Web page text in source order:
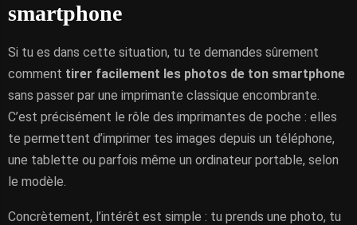
smartphone
Si tu es dans cette situation, tu te demandes sûrement
comment tirer facilement les photos de ton smartphone
sans passer par une imprimante classique encombrante.
C’est précisément le rôle des imprimantes de poche : elles
te permettent d’imprimer tes images depuis un téléphone,
une tablette ou parfois même un ordinateur portable, selon
le modèle.
Concrètement, l’intérêt est simple : tu prends une photo, tu